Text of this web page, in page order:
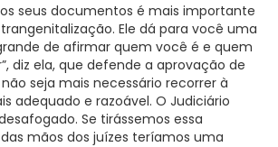
seus documentos é mais importante
Ele dá para você uma
de afirmar quem você é e quem
diz ela, que defende a aprovação de
seja mais necessário recorrer à
adequado e razoável. O Judiciário
Se tirássemos essa
mãos dos juízes teríamos uma